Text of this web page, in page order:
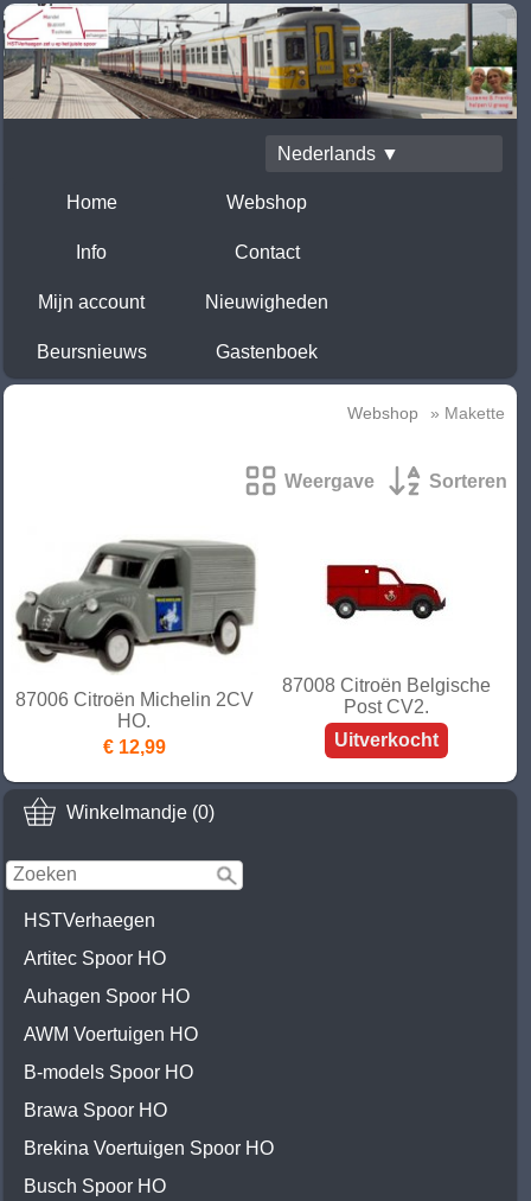
Nederlands ▼
Home Webshop
Info Contact
Mijn account Nieuwigheden
Beursnieuws Gastenboek
Winkelmandje (0)
HSTVerhaegen
Artitec Spoor HO
Auhagen Spoor HO
AWM Voertuigen HO
B-models Spoor HO
Brawa Spoor HO
Brekina Voertuigen Spoor HO
Busch Spoor HO
Webshop » Makette
Weergave Sorteren
87006 Citroën Michelin 2CV
HO.
€ 12,99
87008 Citroën Belgische
Post CV2.
Uitverkocht